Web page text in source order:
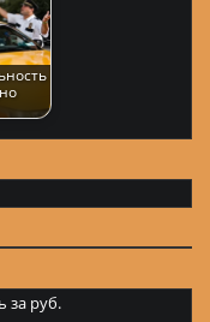
за руб.